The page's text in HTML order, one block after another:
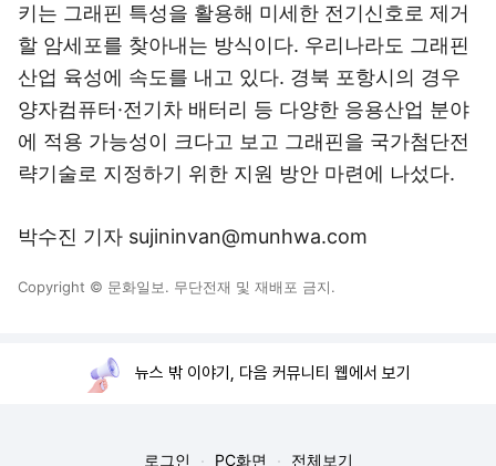
키는 그래핀 특성을 활용해 미세한 전기신호로 제거
할 암세포를 찾아내는 방식이다. 우리나라도 그래핀
산업 육성에 속도를 내고 있다. 경북 포항시의 경우
양자컴퓨터·전기차 배터리 등 다양한 응용산업 분야
에 적용 가능성이 크다고 보고 그래핀을 국가첨단전
략기술로 지정하기 위한 지원 방안 마련에 나섰다.
박수진 기자 sujininvan@munhwa.com
Copyright © 문화일보. 무단전재 및 재배포 금지.
뉴스 밖 이야기, 다음 커뮤니티 웹에서 보기
로그인 PC화면 전체보기